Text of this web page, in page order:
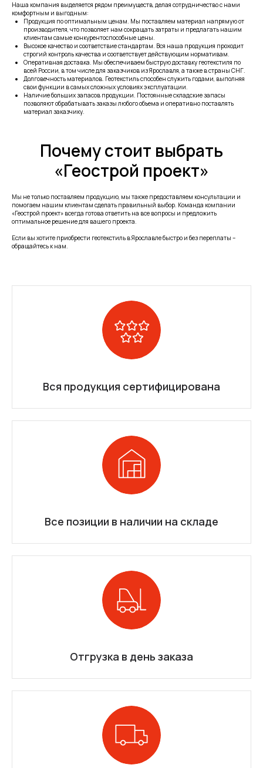
Наша компания выделяется рядом преимуществ, делая сотрудничество с нами
комфортным и выгодным:
Продукция по оптимальным ценам. Мы поставляем материал напрямую от
производителя, что позволяет нам сокращать затраты и предлагать нашим
клиентам самые конкурентоспособные цены.
Высокое качество и соответствие стандартам. Вся наша продукция проходит
строгий контроль качества и соответствует действующим нормативам.
Оперативная доставка. Мы обеспечиваем быструю доставку геотекстиля по
всей России, в том числе для заказчиков из Ярославля, а также в страны СНГ.
Долговечность материалов. Геотекстиль способен служить годами, выполняя
свои функции в самых сложных условиях эксплуатации.
Наличие больших запасов продукции. Постоянные складские запасы
позволяют обрабатывать заказы любого объема и оперативно поставлять
материал заказчику.
Почему стоит выбрать
«Геострой проект»
Мы не только поставляем продукцию, мы также предоставляем консультации и
помогаем нашим клиентам сделать правильный выбор. Команда компании
«Геострой проект» всегда готова ответить на все вопросы и предложить
оптимальное решение для вашего проекта.
Если вы хотите приобрести геотекстиль в Ярославле быстро и без переплаты –
обращайтесь к нам.
Вся продукция сертифицирована
Все позиции в наличии на складе
Отгрузка в день заказа